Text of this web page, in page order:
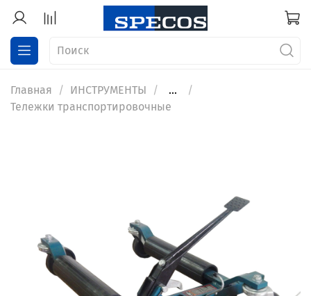
Главная ИНСТРУМЕНТЫ
...
Тележки транспортировочные